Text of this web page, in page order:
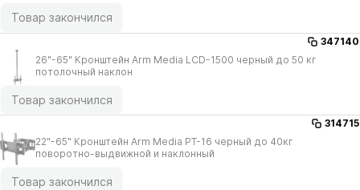
Товар закончился
347140
26"-65" Кронштейн Arm Media LCD-1500 черный до 50 кг
потолочный наклон
Товар закончился
314715
22"-65" Кронштейн Arm Media PT-16 черный до 40кг
поворотно-выдвижной и наклонный
Товар закончился